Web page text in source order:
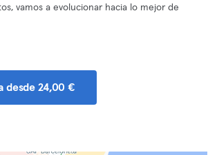
vamos a evolucionar hacia lo mejor de
desde 24,00 €